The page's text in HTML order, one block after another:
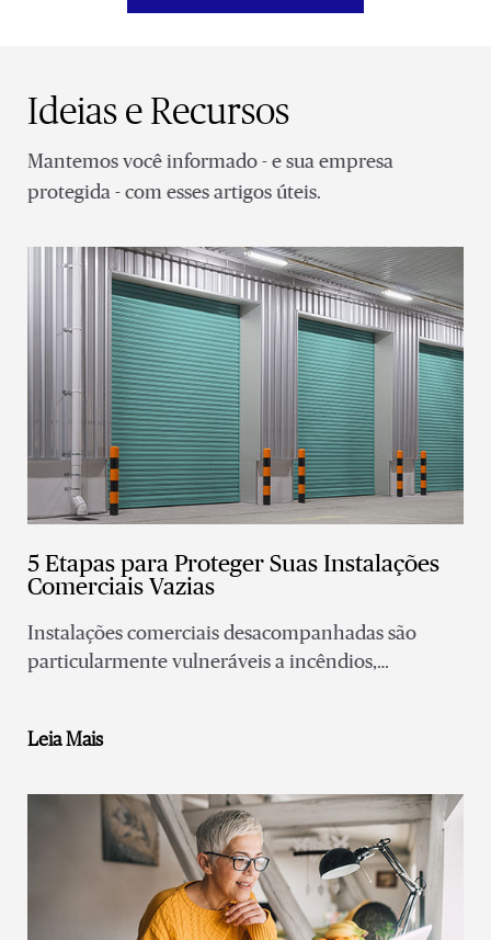
Ideias e Recursos
Mantemos você informado - e sua empresa
protegida - com esses artigos úteis.
5 Etapas para Proteger Suas Instalações
Comerciais Vazias
Instalações comerciais desacompanhadas são
particularmente vulneráveis a incêndios,
Leia Mais